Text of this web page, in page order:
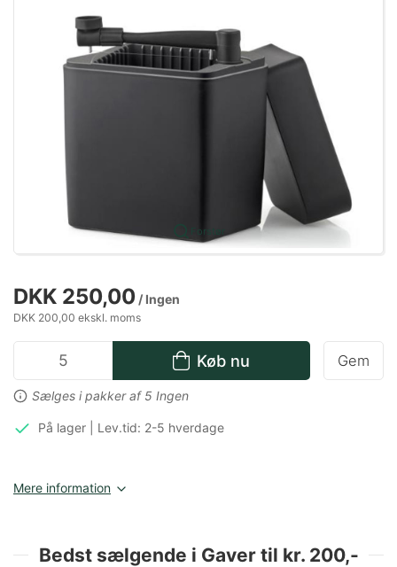
Forstør
DKK 250,00 / Ingen
DKK 200,00 ekskl. moms
Køb nu
Sælges i pakker af 5 Ingen
Gem
På lager | Lev.tid: 2-5 hverdage
Mere information
Bedst sælgende i Gaver til kr. 200,-